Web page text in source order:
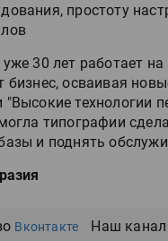
простоту
30 лет работает
бизнес, осваивая
технологии
типографии
и поднять
Вконтакте Наш канал